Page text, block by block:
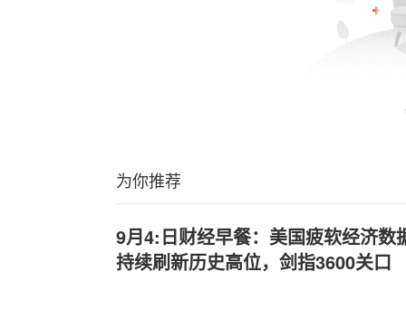
为你推荐
9月4:日财经早餐：美国疲软经济数
持续刷新历史高位，剑指3600关口